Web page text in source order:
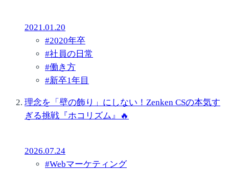
2021.01.20
#2020年卒
#社員の日常
#働き方
#新卒1年目
理念を「壁の飾り」にしない！Zenken CSの本気す
ぎる挑戦『ホコリズム』🔥
2026.07.24
#Webマーケティング